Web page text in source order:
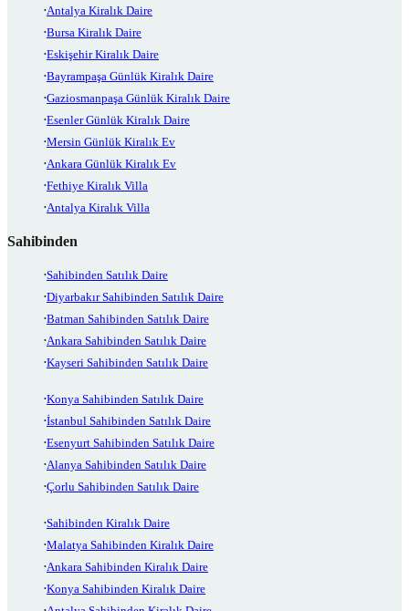
Antalya Kiralık Daire
Bursa Kiralık Daire
Eskişehir Kiralık Daire
Bayrampaşa Günlük Kiralık Daire
Gaziosmanpaşa Günlük Kiralık Daire
Esenler Günlük Kiralık Daire
Mersin Günlük Kiralık Ev
Ankara Günlük Kiralık Ev
Fethiye Kiralık Villa
Antalya Kiralık Villa
Sahibinden
Sahibinden Satılık Daire
Diyarbakır Sahibinden Satılık Daire
Batman Sahibinden Satılık Daire
Ankara Sahibinden Satılık Daire
Kayseri Sahibinden Satılık Daire
Konya Sahibinden Satılık Daire
İstanbul Sahibinden Satılık Daire
Esenyurt Sahibinden Satılık Daire
Alanya Sahibinden Satılık Daire
Çorlu Sahibinden Satılık Daire
Sahibinden Kiralık Daire
Malatya Sahibinden Kiralık Daire
Ankara Sahibinden Kiralık Daire
Konya Sahibinden Kiralık Daire